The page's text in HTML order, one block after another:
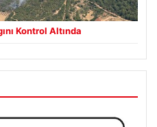
Kontrol Altında